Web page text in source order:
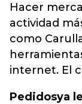
Hacer
actividad
como
internet. El
Pedidosya